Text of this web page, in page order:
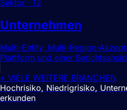
Sektor · 12
Unternehmen
Multi-Entity, Multi-Region-
Plattform und einer
+ VIELE WEITERE BRANCHEN
Hochrisiko, Niedrigrisiko,
erkunden